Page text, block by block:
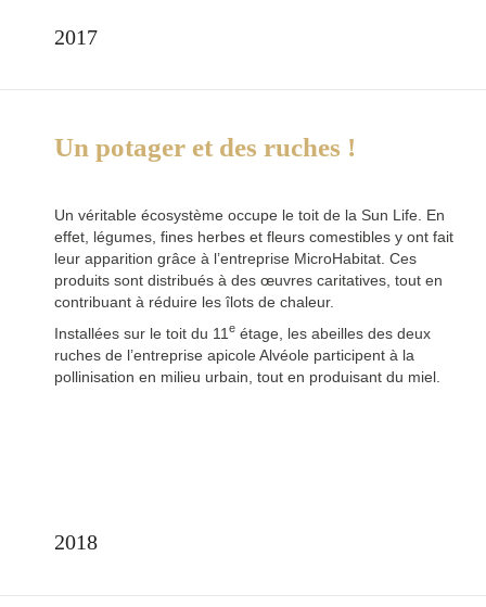
2017
Un potager et des ruches !
Un véritable écosystème occupe le toit de la Sun Life. En
effet, légumes, fines herbes et fleurs comestibles y ont fait
leur apparition grâce à l’entreprise MicroHabitat. Ces
produits sont distribués à des œuvres caritatives, tout en
contribuant à réduire les îlots de chaleur.
Installées sur le toit du 11 e étage, les abeilles des deux
ruches de l’entreprise apicole Alvéole participent à la
pollinisation en milieu urbain, tout en produisant du miel.
2018